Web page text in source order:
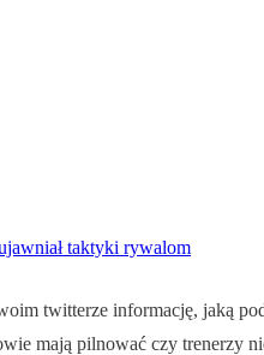
taktyki rywalom
twitterze informację, jaką
mają pilnować czy trenerzy